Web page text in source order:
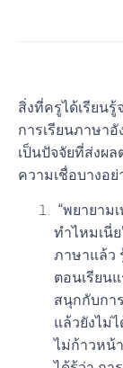
สิ่งที่ครูได้เรียน
การเรียนภาษา
เป็นปัจจัยที่ส่งผ
ความเชื่อบางอ
“พยายาม
ทำไหมเนี่ย
ภาษาแล้ว
ตอนเรียน
สนุกกับกา
แล้วยังไม่
ไม่ก้าวหน้